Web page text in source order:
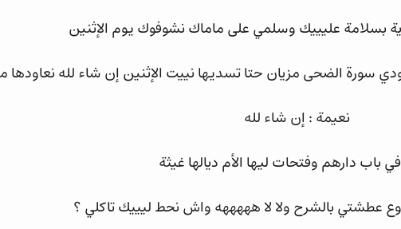
بسلامة عليييك وسلمي على ماماك نشوفوك يوم الإثنين
سورة الضحى مزيان حتا تسديها نييت الإثنين إن شاء لله نعاودها
نعيمة : إن شاء لله
باب دارهم وفتحات ليها الأم ديالها غيثة
عطشتي بالشرح ولا لا هههههه واش نحط ليييك تاكلي ؟